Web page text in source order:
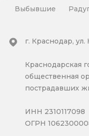
Выбывшие
г. Краснодар,
Краснодарская
общественная
пострадавших
ИНН 2310117098
ОГРН